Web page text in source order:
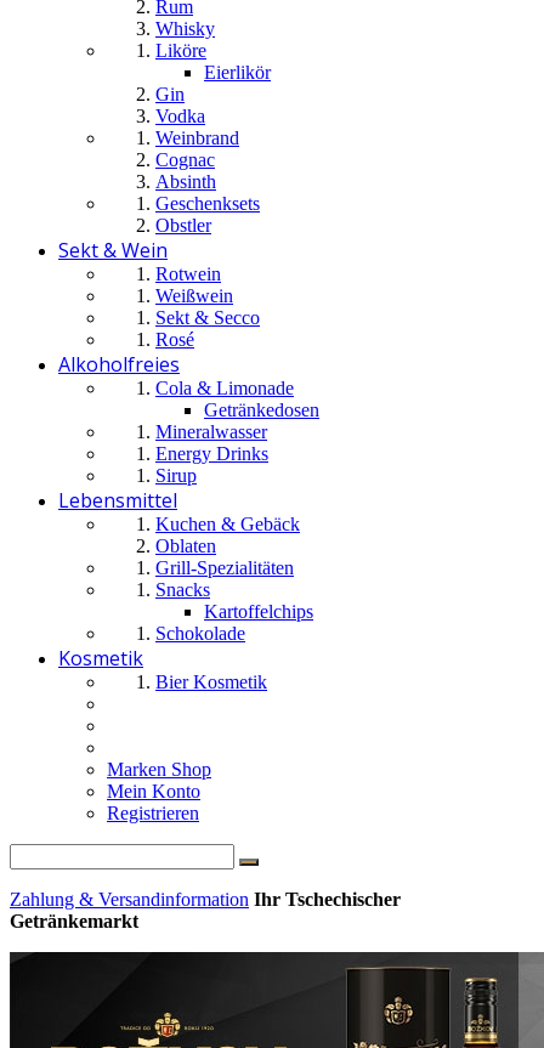
Rum
Whisky
Liköre
Eierlikör
Gin
Vodka
Weinbrand
Cognac
Absinth
Geschenksets
Obstler
Sekt & Wein
Rotwein
Weißwein
Sekt & Secco
Rosé
Alkoholfreies
Cola & Limonade
Getränkedosen
Mineralwasser
Energy Drinks
Sirup
Lebensmittel
Kuchen & Gebäck
Oblaten
Grill-Spezialitäten
Snacks
Kartoffelchips
Schokolade
Kosmetik
Bier Kosmetik
Marken Shop
Mein Konto
Registrieren
Zahlung & Versandinformation Ihr Tschechischer
Getränkemarkt